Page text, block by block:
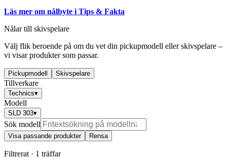
Läs mer om nålbyte i Tips & Fakta
Nålar till skivspelare
Välj flik beroende på om du vet din pickupmodell eller skivspelare –
vi visar produkter som passar.
Pickupmodell Skivspelare
Tillverkare
Technics▾
Modell
SLD 303▾
Sök modell
Visa passande produkter Rensa
Filtrerat · 1 träffar